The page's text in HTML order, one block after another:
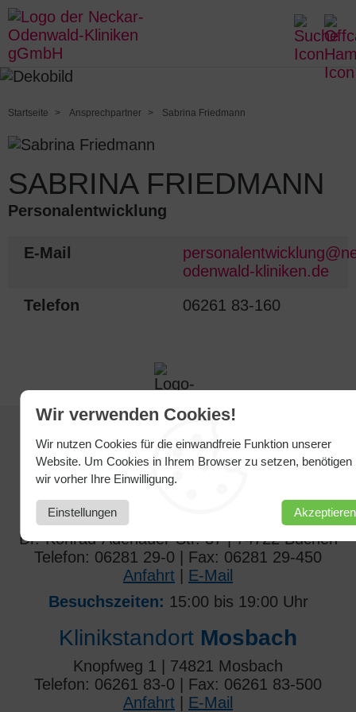
Wir verwenden Cookies!
Wir nutzen Cookies für die einwandfreie Funktion unserer
Website. Um Cookies in Ihrem Browser zu setzen, benötigen
wir vorher Ihre Einwilligung.
Einstellungen Akzeptieren
Startseite Ansprechpartner Sabrina Friedmann
SABRINA FRIEDMANN
Personalentwicklung
E-Mail
odenwald-kliniken.de
Telefon
06261 83-160
SO ERREICHEN SIE UNS
Klinikstandort Buchen
Dr.-Konrad-Adenauer-Str. 37 | 74722 Buchen
Telefon: 06281 29-0 | Fax: 06281 29-450
Anfahrt
E-Mail
Besuchszeiten: 15:00 bis 19:00 Uhr
Klinikstandort Mosbach
Knopfweg 1 | 74821 Mosbach
Telefon: 06261 83-0 | Fax: 06261 83-500
Anfahrt
E-Mail